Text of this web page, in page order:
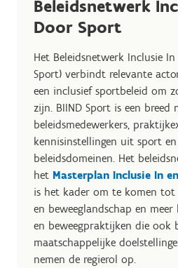
Beleidsnetwerk
Door Sport
Het Beleidsnetwerk Inclusie In
Sport) verbindt relevante
een inclusief sportbeleid om
zijn. BIIND Sport is een breed
beleidsmedewerkers,
kennisinstellingen uit sport
beleidsdomeinen. Het
het Masterplan Inclusie In
is het kader om te komen tot
en beweeglandschap en
en beweegpraktijken die ook
maatschappelijke
nemen de regierol op.